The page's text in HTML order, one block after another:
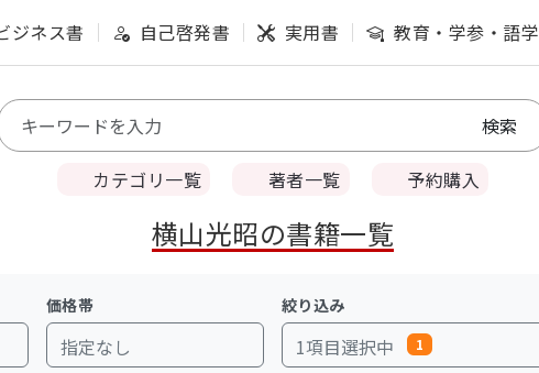
ジネス書 自己啓発書 実用書 教育・学参・語学
カテゴリ一覧 著者一覧 予約購入
横山光昭の書籍一覧
価格帯
指定なし
絞り込み
1項目選択中 1